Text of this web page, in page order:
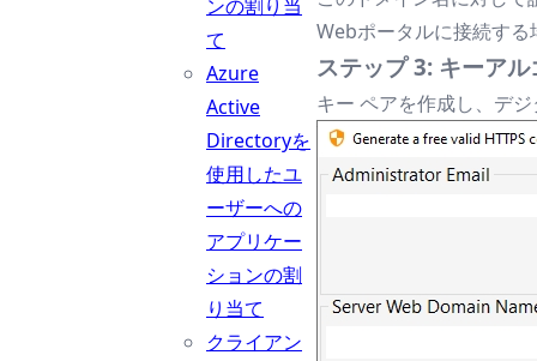
ンの割り当
て
Azure
Active
Directoryを
使用したユ
ーザーへの
アプリケー
ションの割
り当て
クライアン
Webポータルに接続す
ステップ 3: キーア
キー ペアを作成し、デ